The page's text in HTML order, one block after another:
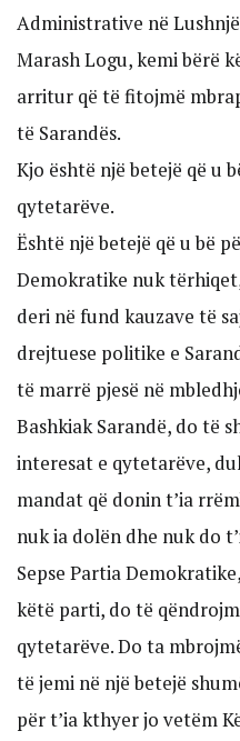
Administrative në
Marash Logu, kemi bërë
arritur që të fitojmë
të Sarandës.
Kjo është një betejë që u
qytetarëve.
Është një betejë që u bë
Demokratike nuk
deri në fund kauzave të
drejtuese politike e
të marrë pjesë në
Bashkiak Sarandë, do të
interesat e qytetarëve,
mandat që donin t’ia
nuk ia dolën dhe nuk do
Sepse Partia
këtë parti, do të
qytetarëve. Do ta
të jemi në një betejë
për t’ia kthyer jo vetëm